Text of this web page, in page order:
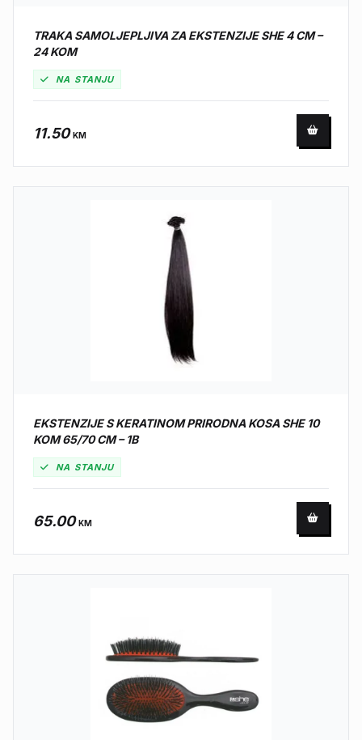
TRAKA SAMOLJEPLJIVA ZA EKSTENZIJE SHE 4 CM –
24 KOM
NA STANJU
11.50KM
EKSTENZIJE S KERATINOM PRIRODNA KOSA SHE 10
KOM 65/70 CM – 1B
NA STANJU
65.00KM